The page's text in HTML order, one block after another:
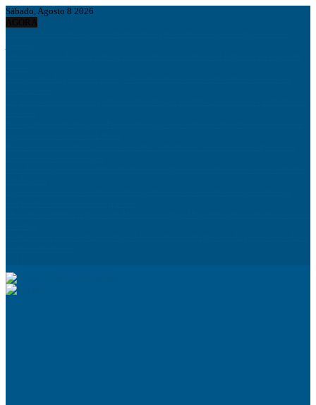
Sábado, Agosto 8 2026